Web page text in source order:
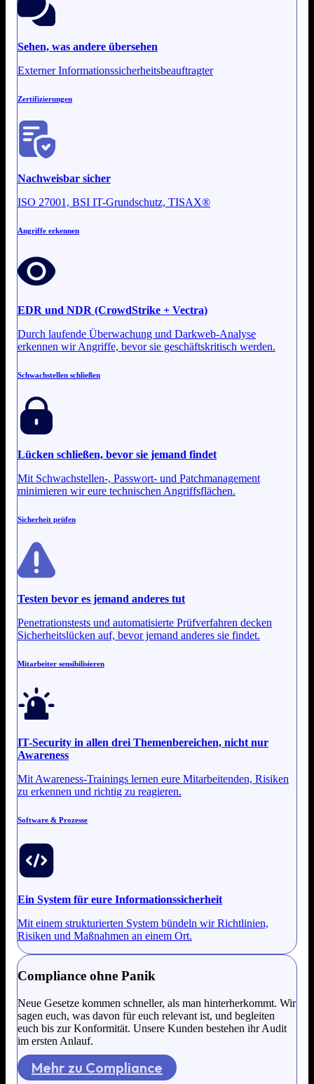
Sehen, was andere übersehen
Externer Informationssicherheitsbeauftragter
Zertifizierungen
Nachweisbar sicher
ISO 27001, BSI IT-Grundschutz, TISAX®
Angriffe erkennen
EDR und NDR (CrowdStrike + Vectra)
Durch laufende Überwachung und Darkweb-Analyse
erkennen wir Angriffe, bevor sie geschäftskritisch werden.
Schwachstellen schließen
Lücken schließen, bevor sie jemand findet
Mit Schwachstellen-, Passwort- und Patchmanagement
minimieren wir eure technischen Angriffsflächen.
Sicherheit prüfen
Testen bevor es jemand anderes tut
Penetrationstests und automatisierte Prüfverfahren decken
Sicherheitslücken auf, bevor jemand anderes sie findet.
Mitarbeiter sensibilisieren
IT-Security in allen drei Themenbereichen, nicht nur
Awareness
Mit Awareness-Trainings lernen eure Mitarbeitenden, Risiken
zu erkennen und richtig zu reagieren.
Software & Prozesse
Ein System für eure Informationssicherheit
Mit einem strukturierten System bündeln wir Richtlinien,
Risiken und Maßnahmen an einem Ort.
Compliance ohne Panik
Neue Gesetze kommen schneller, als man hinterherkommt. Wir
sagen euch, was davon für euch relevant ist, und begleiten
euch bis zur Konformität. Unsere Kunden bestehen ihr Audit
im ersten Anlauf.
Mehr zu Compliance